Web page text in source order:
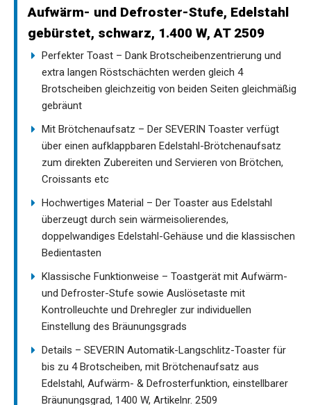
Aufwärm- und Defroster-Stufe, Edelstahl
gebürstet, schwarz, 1.400 W, AT 2509
Perfekter Toast – Dank Brotscheibenzentrierung und
extra langen Röstschächten werden gleich 4
Brotscheiben gleichzeitig von beiden Seiten gleichmäßig
gebräunt
Mit Brötchenaufsatz – Der SEVERIN Toaster verfügt
über einen aufklappbaren Edelstahl-Brötchenaufsatz
zum direkten Zubereiten und Servieren von Brötchen,
Croissants etc
Hochwertiges Material – Der Toaster aus Edelstahl
überzeugt durch sein wärmeisolierendes,
doppelwandiges Edelstahl-Gehäuse und die klassischen
Bedientasten
Klassische Funktionweise – Toastgerät mit Aufwärm-
und Defroster-Stufe sowie Auslösetaste mit
Kontrolleuchte und Drehregler zur individuellen
Einstellung des Bräunungsgrads
Details – SEVERIN Automatik-Langschlitz-Toaster für
bis zu 4 Brotscheiben, mit Brötchenaufsatz aus
Edelstahl, Aufwärm- & Defrosterfunktion, einstellbarer
Bräunungsgrad, 1400 W, Artikelnr. 2509